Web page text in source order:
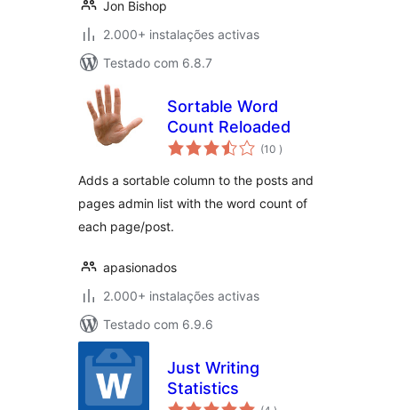
Jon Bishop
2.000+ instalações activas
Testado com 6.8.7
Sortable Word
Count Reloaded
(10 classificações
)
Adds a sortable column to the posts and
pages admin list with the word count of
each page/post.
apasionados
2.000+ instalações activas
Testado com 6.9.6
Just Writing
Statistics
classificações